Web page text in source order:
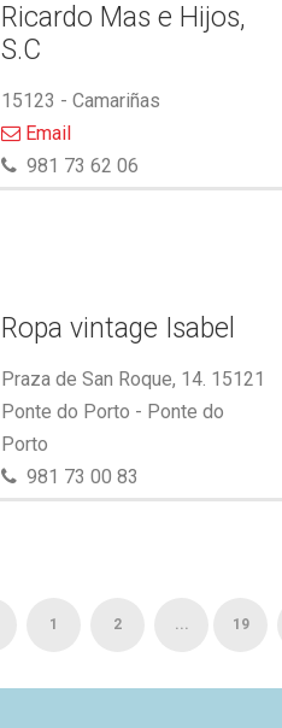
Ricardo Mas e Hijos,
S.C
15123 - Camariñas
Email
981 73 62 06
Ropa vintage Isabel
Praza de San Roque, 14. 15121
Ponte do Porto - Ponte do
Porto
981 73 00 83
1 2 ... 19